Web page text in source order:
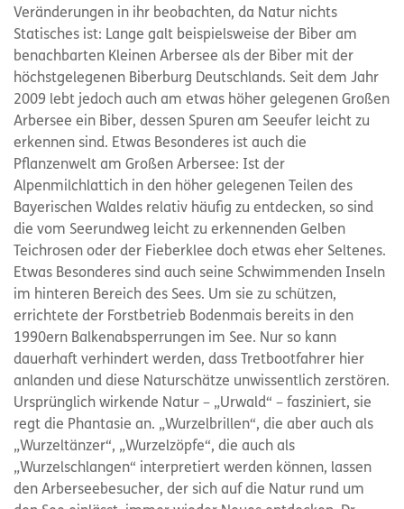
Veränderungen in ihr beobachten, da Natur nichts
Statisches ist: Lange galt beispielsweise der Biber am
benachbarten Kleinen Arbersee als der Biber mit der
höchstgelegenen Biberburg Deutschlands. Seit dem Jahr
2009 lebt jedoch auch am etwas höher gelegenen Großen
Arbersee ein Biber, dessen Spuren am Seeufer leicht zu
erkennen sind. Etwas Besonderes ist auch die
Pflanzenwelt am Großen Arbersee: Ist der
Alpenmilchlattich in den höher gelegenen Teilen des
Bayerischen Waldes relativ häufig zu entdecken, so sind
die vom Seerundweg leicht zu erkennenden Gelben
Teichrosen oder der Fieberklee doch etwas eher Seltenes.
Etwas Besonderes sind auch seine Schwimmenden Inseln
im hinteren Bereich des Sees. Um sie zu schützen,
errichtete der Forstbetrieb Bodenmais bereits in den
1990ern Balkenabsperrungen im See. Nur so kann
dauerhaft verhindert werden, dass Tretbootfahrer hier
anlanden und diese Naturschätze unwissentlich zerstören.
Ursprünglich wirkende Natur – „Urwald“ – fasziniert, sie
regt die Phantasie an. „Wurzelbrillen“, die aber auch als
„Wurzeltänzer“, „Wurzelzöpfe“, die auch als
„Wurzelschlangen“ interpretiert werden können, lassen
den Arberseebesucher, der sich auf die Natur rund um